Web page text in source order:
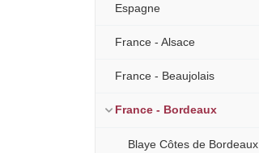
Espagne
France - Alsace
France - Beaujolais
France - Bordeaux
Blaye Côtes de Bordeaux